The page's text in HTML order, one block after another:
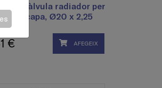
vàlvula radiador per
multicapa, Ø20 x 2,25
€ AFEGEIX